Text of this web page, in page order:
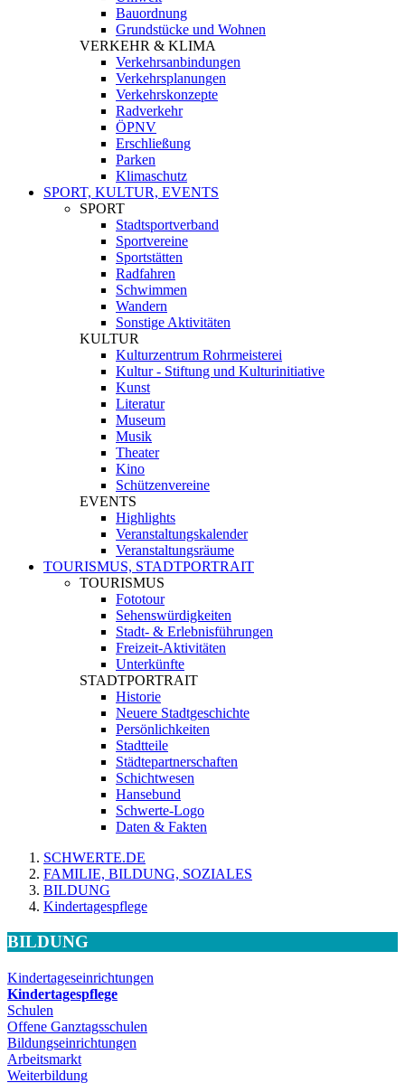
Bauordnung
Grundstücke und Wohnen
VERKEHR & KLIMA
Verkehrsanbindungen
Verkehrsplanungen
Verkehrskonzepte
Radverkehr
ÖPNV
Erschließung
Parken
Klimaschutz
SPORT, KULTUR, EVENTS
SPORT
Stadtsportverband
Sportvereine
Sportstätten
Radfahren
Schwimmen
Wandern
Sonstige Aktivitäten
KULTUR
Kulturzentrum Rohrmeisterei
Kultur - Stiftung und Kulturinitiative
Kunst
Literatur
Museum
Musik
Theater
Kino
Schützenvereine
EVENTS
Highlights
Veranstaltungskalender
Veranstaltungsräume
TOURISMUS, STADTPORTRAIT
TOURISMUS
Fototour
Sehenswürdigkeiten
Stadt- & Erlebnisführungen
Freizeit-Aktivitäten
Unterkünfte
STADTPORTRAIT
Historie
Neuere Stadtgeschichte
Persönlichkeiten
Stadtteile
Städtepartnerschaften
Schichtwesen
Hansebund
Schwerte-Logo
Daten & Fakten
SCHWERTE.DE
FAMILIE, BILDUNG, SOZIALES
BILDUNG
Kindertagespflege
BILDUNG
Kindertageseinrichtungen
Kindertagespflege
Schulen
Offene Ganztagsschulen
Bildungseinrichtungen
Arbeitsmarkt
Weiterbildung